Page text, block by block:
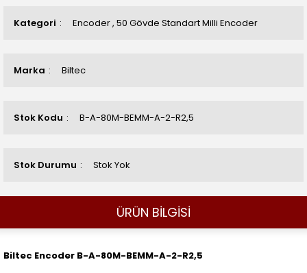
Kategori Encoder, 50 Gövde Standart Milli Encoder
Marka Biltec
Stok Kodu B-A-80M-BEMM-A-2-R2,5
Stok Durumu Stok Yok
ÜRÜN BİLGİSİ
Biltec Encoder B-A-80M-BEMM-A-2-R2,5